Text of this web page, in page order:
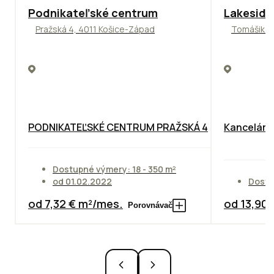
ODPORÚČAME
Podnikateľské centrum
Pražská 4, 4011 Košice-Západ
PODNIKATEĽSKÉ CENTRUM PRAŽSKÁ 4
Dostupné výmery: 18 - 350 m²
od 01.02.2022
od 7,32 € m²/mes. Porovnávač od 13,90